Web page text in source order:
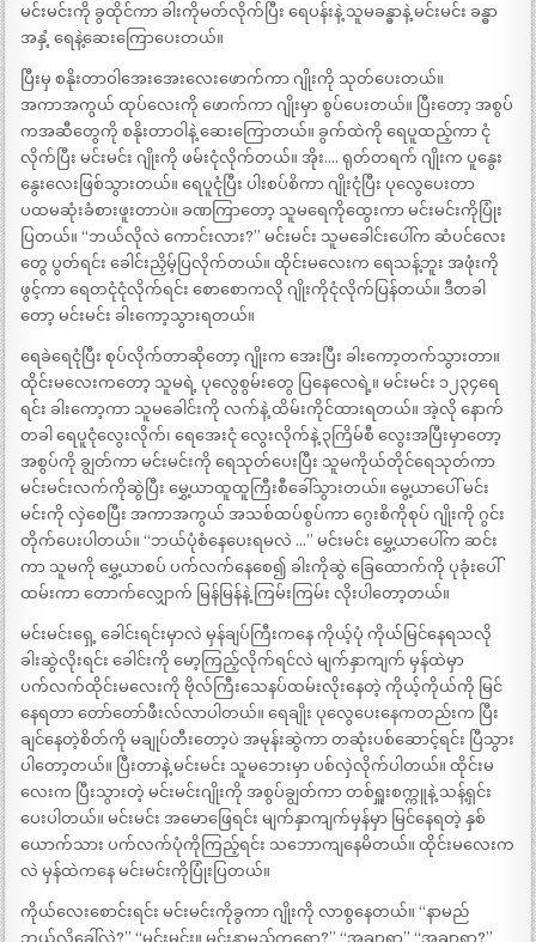
မင်းမင်းကို ခွထိုင်ကာ ခါးကိုမတ်လိုက်ပြီး ရေပန်းနဲ့ သူမခန္ဓာနဲ့ မင်းမင်း ခန္ဓာ
အနှံ့ ရေနဲ့ဆေးကြောပေးတယ်။
ပြီးမှ စနိုးတာဝါအေးအေးလေးဖောက်ကာ ဂျိုးကို သုတ်ပေးတယ်။
အကာအကွယ် ထုပ်လေးကို ဖောက်ကာ ဂျိုးမှာ စွပ်ပေးတယ်။ ပြီးတော့ အစွပ်
ကအဆီတွေကို စနိုးတာဝါနဲ့ ဆေးကြောတယ်။ ခွက်ထဲကို ရေပူထည့်ကာ ငုံ
လိုက်ပြီး မင်းမင်း ဂျိုးကို ဖမ်းငုံလိုက်တယ်။ အိုး…. ရုတ်တရက် ဂျိုးက ပူနွေး
နွေးလေးဖြစ်သွားတယ်။ ရေပူငုံပြီး ပါးစပ်စိကာ ဂျိုးငုံပြီး ပုလွေပေးတာ
ပထမဆုံးခံစားဖူးတာပဲ။ ခဏကြာတော့ သူမရေကိုထွေးကာ မင်းမင်းကိုပြုံး
ပြတယ်။ “ဘယ်လိုလဲ ကောင်းလား?” မင်းမင်း သူမခေါင်းပေါ်က ဆံပင်လေး
တွေ ပွတ်ရင်း ခေါင်းညှိမ့်ပြလိုက်တယ်။ ထိုင်းမလေးက ရေသန့်ဘူး အဖုံးကို
ဖွင့်ကာ ရေတငုံငုံလိုက်ရင်း စောစောကလို ဂျိုးကိုငုံလိုက်ပြန်တယ်။ ဒီတခါ
တော့ မင်းမင်း ခါးကော့သွားရတယ်။
ရေခဲရေငုံပြီး စုပ်လိုက်တာဆိုတော့ ဂျိုးက အေးပြီး ခါးကော့တက်သွားတာ။
ထိုင်းမလေးကတော့ သူမရဲ့ ပုလွေစွမ်းတွေ ပြနေလေရဲ့။ မင်းမင်း ၁၂၃၄ရေ
ရင်း ခါးကော့ကာ သူမခေါင်းကို လက်နဲ့ ထိမ်းကိုင်ထားရတယ်။ အဲ့လို နောက်
တခါ ရေပူငုံလွေးလိုက်၊ ရေအေးငုံ လွေးလိုက်နဲ့ ၃ကြိမ်စီ လွေးအပြီးမှာတော့
အစွပ်ကို ချွတ်ကာ မင်းမင်းကို ရေသုတ်ပေးပြီး သူမကိုယ်တိုင်ရေသုတ်ကာ
မင်းမင်းလက်ကိုဆွဲပြီး မွှေ့ယာထူထူကြီးစီခေါ်သွားတယ်။ မွေ့ယာပေါ် မင်း
မင်းကို လှဲစေပြီး အကာအကွယ် အသစ်ထပ်စွပ်ကာ ဂွေးစိကိုစုပ် ဂျိုးကို ဂွင်း
တိုက်ပေးပါတယ်။ “ဘယ်ပုံစံနေပေးရမလဲ …” မင်းမင်း မွှေ့ယာပေါ်က ဆင်း
ကာ သူမကို မွှေ့ယာစပ် ပက်လက်နေစေ၍ ခါးကိုဆွဲ ခြေထောက်ကို ပုခုံးပေါ်
ထမ်းကာ တောက်လျှောက် မြန်မြန်နဲ့ ကြမ်းကြမ်း လိုးပါတော့တယ်။
မင်းမင်းရှေ့ ခေါင်းရင်းမှာလဲ မှန်ချပ်ကြီးကနေ ကိုယ့်ပုံ ကိုယ်မြင်နေရသလို
ခါးဆွဲလိုးရင်း ခေါင်းကို မော့ကြည့်လိုက်ရင်လဲ မျက်နှာကျက် မှန်ထဲမှာ
ပက်လက်ထိုင်းမလေးကို ဗိုလ်ကြီးသေနပ်ထမ်းလိုးနေတဲ့ ကိုယ့်ကိုယ်ကို မြင်
နေရတာ တော်တော်ဖီးလ်လာပါတယ်။ ရေချိုး ပုလွေပေးနေကတည်းက ပြီး
ချင်နေတဲ့စိတ်ကို မချုပ်တီးတော့ပဲ အမုန်းဆွဲကာ တဆုံးပစ်ဆောင့်ရင်း ပြီသွား
ပါတော့တယ်။ ပြီးတာနဲ့ မင်းမင်း သူမဘေးမှာ ပစ်လှဲလိုက်ပါတယ်။ ထိုင်းမ
လေးက ပြီးသွားတဲ့ မင်းမင်းဂျိုးကို အစွပ်ချွတ်ကာ တစ်ရှူးစက္ကူနဲ့ သန့်ရှင်း
ပေးပါတယ်။ မင်းမင်း အမောဖြေရင်း မျက်နှာကျက်မှန်မှာ မြင်နေရတဲ့ နှစ်
ယောက်သား ပက်လက်ပုံကိုကြည့်ရင်း သဘောကျနေမိတယ်။ ထိုင်းမလေးက
လဲ မှန်ထဲကနေ မင်းမင်းကိုပြုံးပြတယ်။
ကိုယ်လေးစောင်းရင်း မင်းမင်းကိုခွကာ ဂျိုးကို လာစွနေတယ်။ “နာမည်
ဘယ်လိုခေါ်လဲ?” “မင်းမင်း။ မင်းနာမည်ကရော?” “အချာရာ” “အချာရာ?”